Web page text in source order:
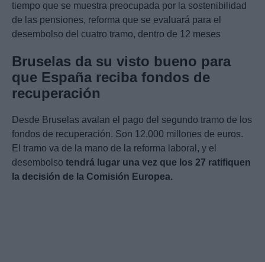
tiempo que se muestra preocupada por la sostenibilidad
de las pensiones, reforma que se evaluará para el
desembolso del cuatro tramo, dentro de 12 meses
Bruselas da su visto bueno para
que España reciba fondos de
recuperación
Desde Bruselas avalan el pago del segundo tramo de los
fondos de recuperación. Son 12.000 millones de euros.
El tramo va de la mano de la reforma laboral, y el
desembolso tendrá lugar una vez que los 27 ratifiquen
la decisión de la Comisión Europea.